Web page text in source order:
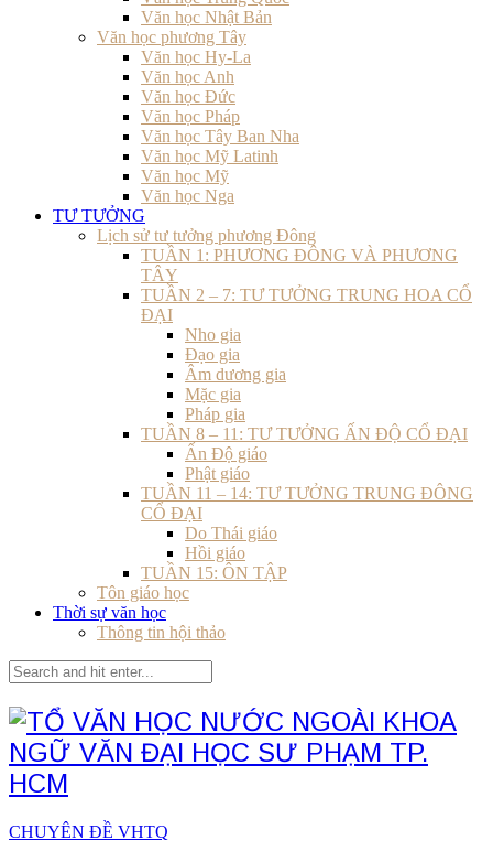
Văn học Nhật Bản
Văn học phương Tây
Văn học Hy-La
Văn học Anh
Văn học Đức
Văn học Pháp
Văn học Tây Ban Nha
Văn học Mỹ Latinh
Văn học Mỹ
Văn học Nga
TƯ TƯỞNG
Lịch sử tư tưởng phương Đông
TUẦN 1: PHƯƠNG ĐÔNG VÀ PHƯƠNG
TÂY
TUẦN 2 – 7: TƯ TƯỞNG TRUNG HOA CỔ
ĐẠI
Nho gia
Đạo gia
Âm dương gia
Mặc gia
Pháp gia
TUẦN 8 – 11: TƯ TƯỞNG ẤN ĐỘ CỔ ĐẠI
Ấn Độ giáo
Phật giáo
TUẦN 11 – 14: TƯ TƯỞNG TRUNG ĐÔNG
CỔ ĐẠI
Do Thái giáo
Hồi giáo
TUẦN 15: ÔN TẬP
Tôn giáo học
Thời sự văn học
Thông tin hội thảo
CHUYÊN ĐỀ VHTQ